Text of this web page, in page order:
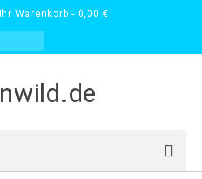
Ihr Warenkorb - 0,00€